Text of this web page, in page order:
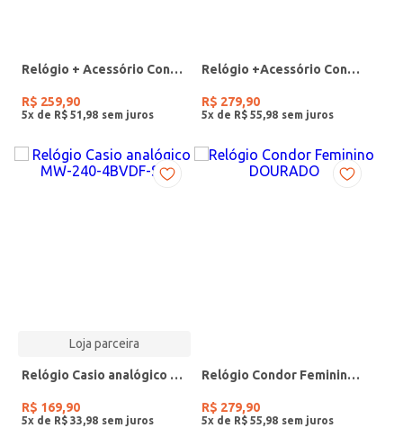
Relógio + Acessório Condor Feminino PRATA
R$ 259,90
5x de R$ 51 98
Relógio +Acessório Condor Feminino DOURADO
R$ 279,90
5x de R$ 55 98
Loja parceira
Relógio Casio analógico MW-240-4BVDF-SC
R$ 169,90
5x de R$ 33 98
Relógio Condor Feminino DOURADO
R$ 279,90
5x de R$ 55 98